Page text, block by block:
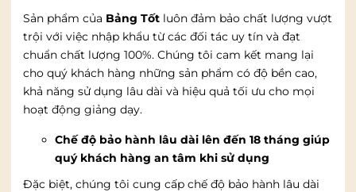
Sản phẩm của Bảng Tốt luôn đảm bảo chất lượng vượt
trội với việc nhập khẩu từ các đối tác uy tín và đạt
chuẩn chất lượng 100%. Chúng tôi cam kết mang lại
cho quý khách hàng những sản phẩm có độ bền cao,
khả năng sử dụng lâu dài và hiệu quả tối ưu cho mọi
hoạt động giảng dạy.
Chế độ bảo hành lâu dài lên đến 18 tháng giúp
quý khách hàng an tâm khi sử dụng
Đặc biệt, chúng tôi cung cấp chế độ bảo hành lâu dài